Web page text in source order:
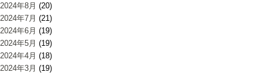
2024年8月 (20)
2024年7月 (21)
2024年6月 (19)
2024年5月 (19)
2024年4月 (18)
2024年3月 (19)